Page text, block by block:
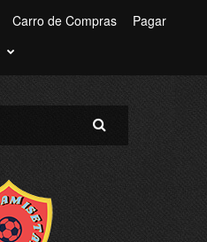
Carro de Compras
Pagar